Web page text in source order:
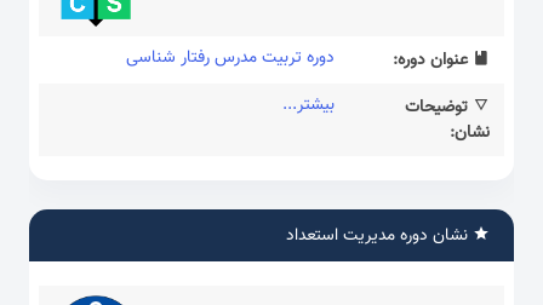
عنوان دوره:
دوره تربیت مدرس رفتار شناسی
توضیحات
نشان:
بیشتر...
نشان دوره مدیریت استعداد